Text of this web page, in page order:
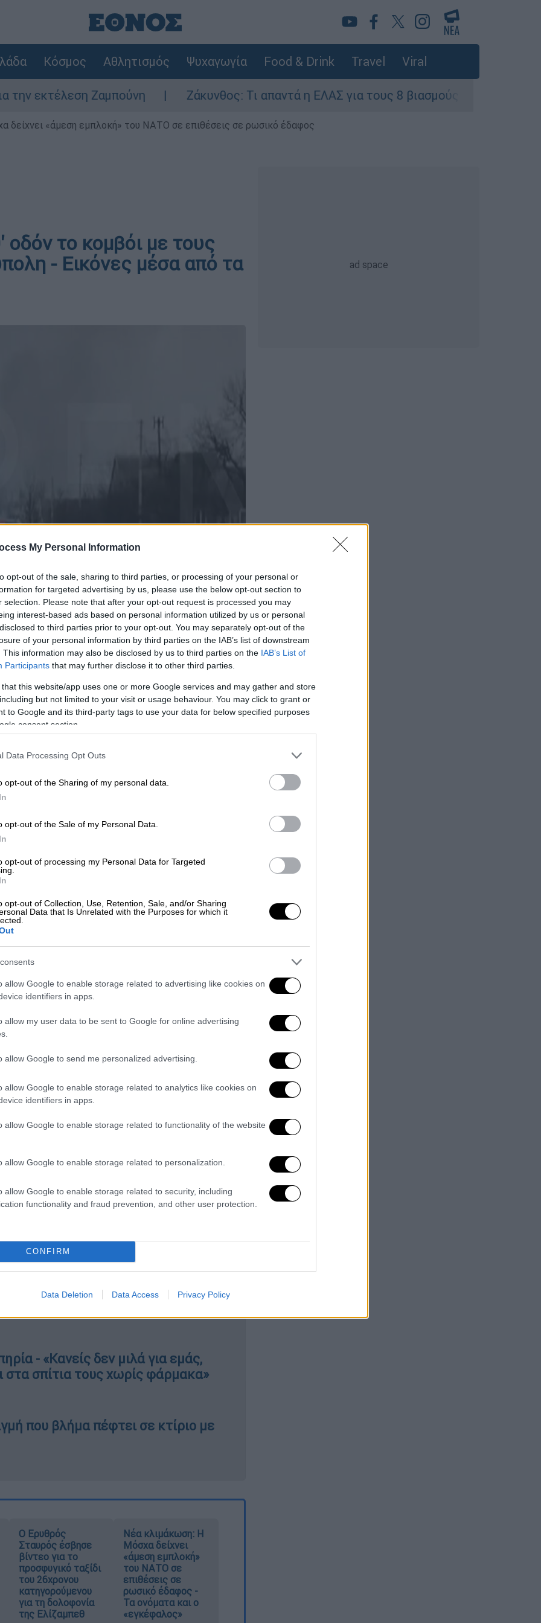
My Personal Information
opt-out of the sale, sharing to third parties, or processing of your personal or
for targeted advertising by us, please use the below opt-out section to
selection. Please note that after your opt-out request is processed you may
interest-based ads based on personal information utilized by us or personal
to third parties prior to your opt-out. You may separately opt-out of the
of your personal information by third parties on the IAB’s list of downstream
This information may also be disclosed by us to third parties on the IAB’s List of
Participants that may further disclose it to other third parties.
that this website/app uses one or more Google services and may gather and store
but not limited to your visit or usage behaviour. You may click to grant or
to Google and its third-party tags to use your data for below specified purposes
consent section.
Data Processing Opt Outs
opt-out of the Sharing of my personal data.
opt-out of the Sale of my Personal Data.
opt-out of processing my Personal Data for Targeted
opt-out of Collection, Use, Retention, Sale, and/or Sharing
Data that Is Unrelated with the Purposes for which it
allow Google to enable storage related to advertising like cookies on
identifiers in apps.
allow my user data to be sent to Google for online advertising
allow Google to send me personalized advertising.
allow Google to enable storage related to analytics like cookies on
identifiers in apps.
allow Google to enable storage related to functionality of the website
allow Google to enable storage related to personalization.
allow Google to enable storage related to security, including
functionality and fraud prevention, and other user protection.
CONFIRM
Data Deletion Data Access Privacy Policy
Κόσμος Αθλητισμός Ψυχαγωγία Food & Drink Travel Viral
Ζαμπούνη Ζάκυνθος: Τι απαντά η ΕΛΑΣ για τους 8 βιασμούς τουριστριών - «Μόνο 3
δείχνει «άμεση εμπλοκή» του ΝΑΤΟ σε επιθέσεις σε ρωσικό έδαφος
το κομβόι με τους
- Εικόνες μέσα από τα
το ΕΘΝΟΣ στη Google
ΜαριούπολητηςΟυκρανίας έχει
το ένα πίσω από το άλλο, με σταθερό
για να φτάσουν στη χώρα μας και να μην
ο Σωτήρης Δανέζης
το έρημο τοπίο, ό,τι έχει
video
συνέχιση των διαπραγματεύσεων - Σε
πρέπει ναδιατηρούν συγκεκριμένες
μια συντεταγμένη έξοδος. Τους έχουν
για τα
, ο απεσταλμένος του OPEN στη
μέχρι 20 λίτρα.
για νεκρούς και τραυματίες στη
στρατιώτες
- «Kανείς δεν μιλά για εμάς,
στα σπίτια τους χωρίς φάρμακα»
που βλήμα πέφτει σε κτίριο με
Ο Ερυθρός
Σταυρός έσβησε
βίντεο για το
προσφυγικό ταξίδι
του 26χρονου
κατηγορούμενου
για τη δολοφονία
της Ελίζαμπεθ
Νέα κλιμάκωση: Η
Μόσχα δείχνει
«άμεση εμπλοκή»
του ΝΑΤΟ σε
επιθέσεις σε
ρωσικό έδαφος -
Τα ονόματα και ο
«εγκέφαλος»